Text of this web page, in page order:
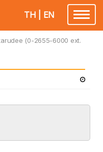
Toggle
TH EN
(0-2655-6000 ext.